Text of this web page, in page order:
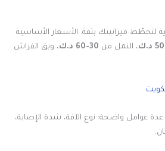
لتخطّط ميزانيتك بثقة. الأسعار الأساسية
، النمل من 30-60 د.ك
، وبق الفراش
عدة عوامل واضحة: نوع الآفة، شدة الإصابة،